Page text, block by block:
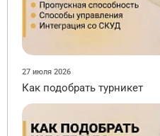
27 июля 2026
Как подобрать турникет